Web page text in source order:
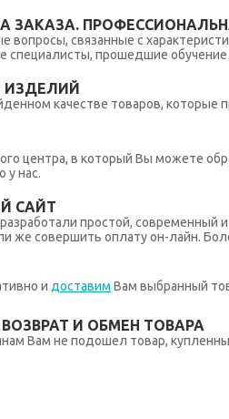
ЗАКАЗА.
вопросы, связанные с
специалисты, прошедшие
ИЗДЕЛИЙ
качестве товаров, которые
центра, в который Вы можете
у нас.
САЙТ
простой, современный
же совершить оплату он-лайн.
и доставим Вам выбранный
И ОБМЕН ТОВАРА
Вам не подошел товар,